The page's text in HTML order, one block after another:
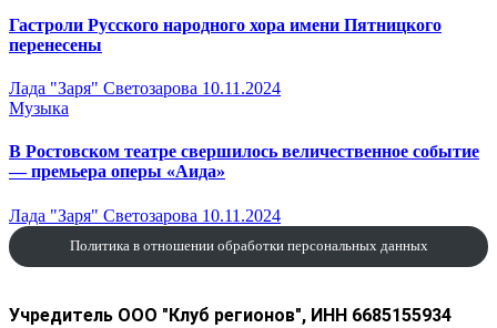
Гастроли Русского народного хора имени Пятницкого
перенесены
Лада "Заря" Светозарова 10.11.2024
Музыка
В Ростовском театре свершилось величественное событие
— премьера оперы «Аида»
Лада "Заря" Светозарова 10.11.2024
Политика в отношении обработки персональных данных
Учредитель ООО "Клуб регионов", ИНН 6685155934